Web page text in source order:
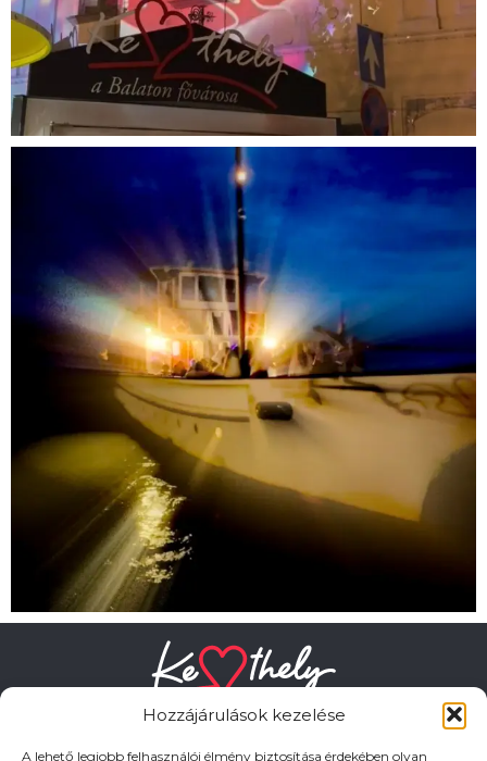
Hozzájárulások kezelése
A lehető legjobb felhasználói élmény biztosítása érdekében olyan